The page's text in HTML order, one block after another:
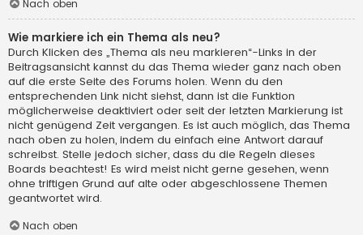
Nach oben
Wie markiere ich ein Thema als neu?
Durch Klicken des „Thema als neu markieren“-Links in der
Beitragsansicht kannst du das Thema wieder ganz nach oben
auf die erste Seite des Forums holen. Wenn du den
entsprechenden Link nicht siehst, dann ist die Funktion
möglicherweise deaktiviert oder seit der letzten Markierung ist
nicht genügend Zeit vergangen. Es ist auch möglich, das Thema
nach oben zu holen, indem du einfach eine Antwort darauf
schreibst. Stelle jedoch sicher, dass du die Regeln dieses
Boards beachtest! Es wird meist nicht gerne gesehen, wenn
ohne triftigen Grund auf alte oder abgeschlossene Themen
geantwortet wird.
Nach oben